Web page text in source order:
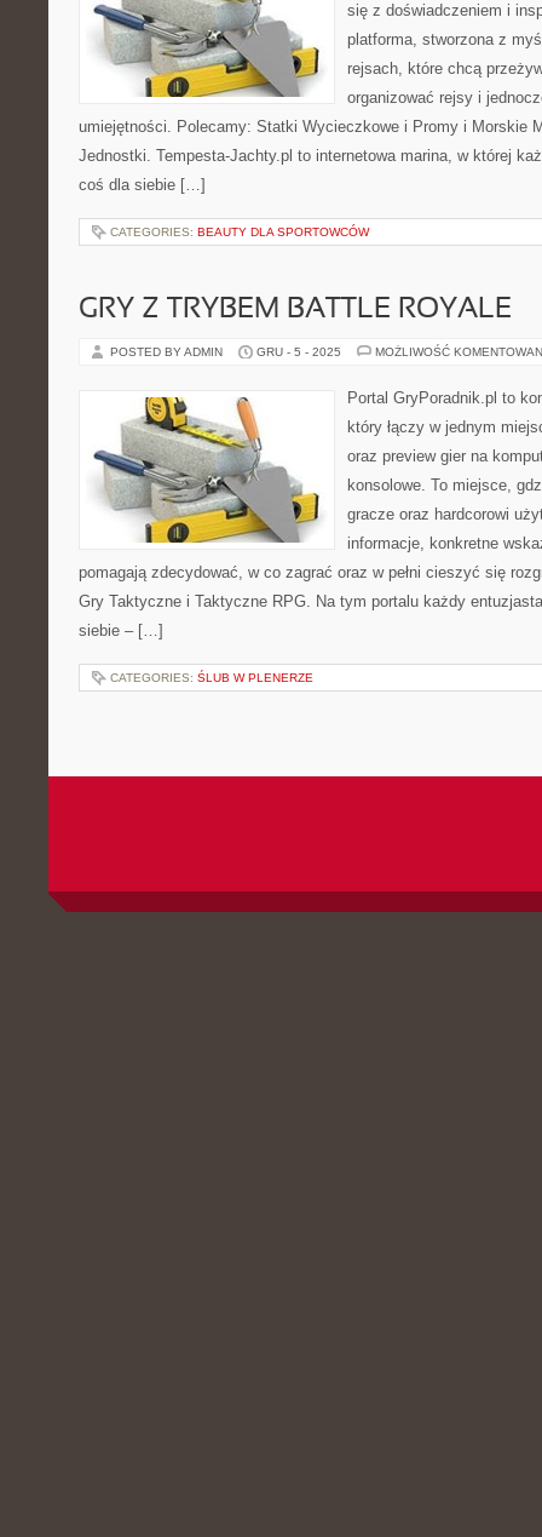
się z doświadczeniem i
platforma, stworzona z
rejsach, które chcą
organizować rejsy i
umiejętności. Polecamy: Statki Wycieczkowe i Promy i Morskie
Jednostki. Tempesta-Jachty.pl to internetowa marina, w której
coś dla siebie […]
CATEGORIES: BEAUTY DLA SPORTOWCÓW
GRY Z TRYBEM BATTLE ROYALE
POSTED BY ADMIN GRU - 5 - 2025 MOŻLIWOŚĆ
Portal GryPoradnik.pl to
który łączy w jednym
oraz preview gier na
konsolowe. To miejsce,
gracze oraz hardcorowi
informacje, konkretne
pomagają zdecydować, w co zagrać oraz w pełni cieszyć się
Gry Taktyczne i Taktyczne RPG. Na tym portalu każdy
siebie – […]
CATEGORIES: ŚLUB W PLENERZE